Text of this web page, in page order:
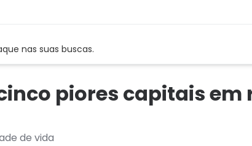
nas suas buscas.
piores capitais em
de vida